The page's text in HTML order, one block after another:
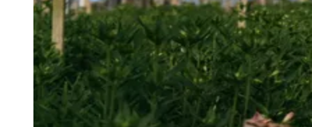
Negócios Regionais
Turismo
Segurança Regional
Hospitais Estaduais
Parques & Represas
Cidades da Região
Santana de Parnaíba OsascoCarapicuíba Jandira Itapevi Cotia
Pirapora
do Bom Jesus Araçariguama Cajamar Caieiras
Franco da